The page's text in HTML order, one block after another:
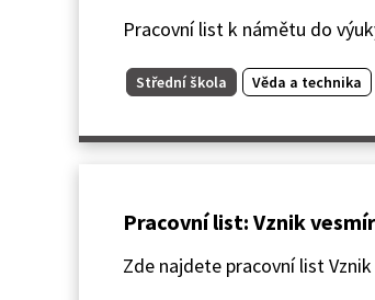
Pracovní list k námětu do
Střední škola Věda a technika
Pracovní list: Vznik
Zde najdete pracovní list